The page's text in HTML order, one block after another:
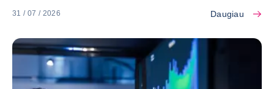
31 / 07 / 2026 Daugiau